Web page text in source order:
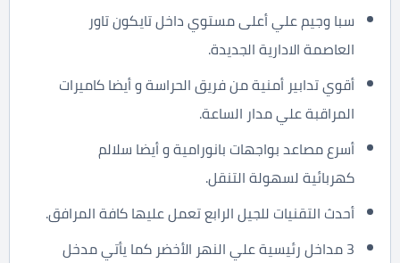
سبا وجيم علي أعلى مستوي داخل تايكون تاور
العاصمة الادارية الجديدة.
أقوي تدابير أمنية من فريق الحراسة و أيضا كاميرات
المراقبة علي مدار الساعة.
أسرع مصاعد بواجهات بانورامية و أيضا سلالم
كهربائية لسهولة التنقل.
أحدث التقنيات للجيل الرابع تعمل عليها كافة المرافق.
3 مداخل رئيسية علي النهر الأخضر كما يأتي مدخل